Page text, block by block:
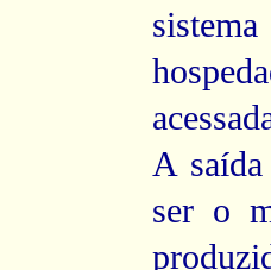
A
ser o